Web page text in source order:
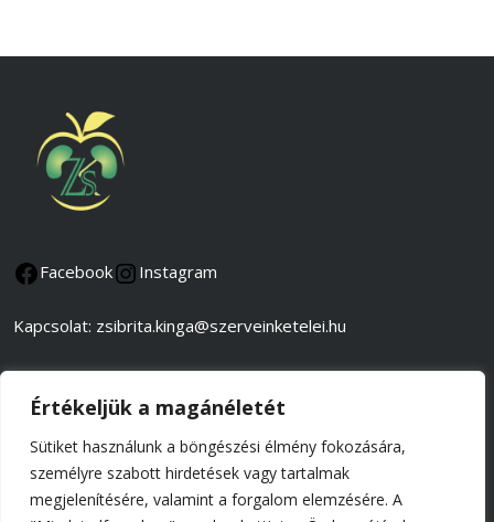
Értékeljük a magánéletét
Sütiket használunk a böngészési élmény fokozására,
személyre szabott hirdetések vagy tartalmak
megjelenítésére, valamint a forgalom elemzésére. A
Facebook Instagram
Kapcsolat: zsibrita.kinga@szerveinketelei.hu
Adatkezelési és adatvédelmi tájékoztató
Impresszum